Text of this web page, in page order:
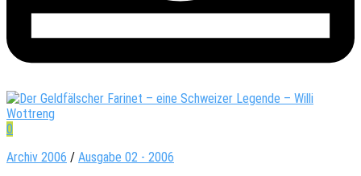
0
Archiv 2006 / Ausgabe 02 - 2006